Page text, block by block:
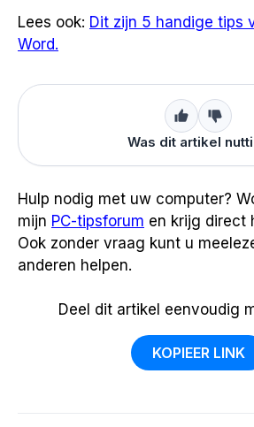
Lees ook: Dit zijn 5 handige tips
Word.
Was dit artikel
Hulp nodig met uw computer?
mijn PC-tipsforum en krijg direct
Ook zonder vraag kunt u
anderen helpen.
Deel dit artikel eenvoudig
KOPIEER LINK